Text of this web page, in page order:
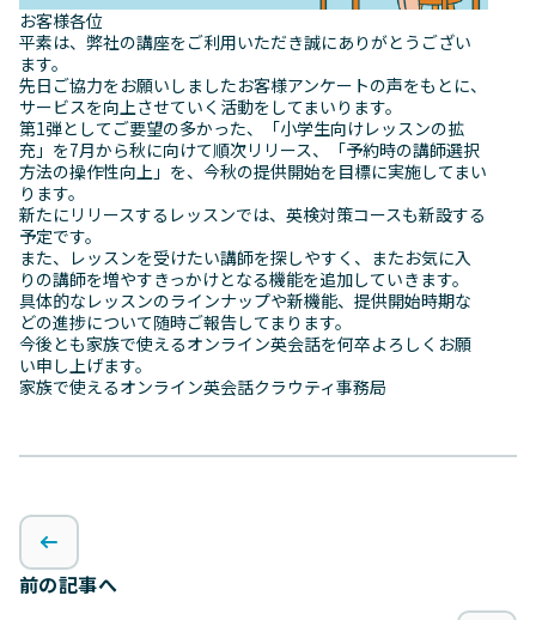
お客様各位
平素は、弊社の講座をご利用いただき誠にありがとうござい
ます。
先日ご協力をお願いしましたお客様アンケートの声をもとに、
サービスを向上させていく活動をしてまいります。
第1弾としてご要望の多かった、「小学生向けレッスンの拡
充」を7月から秋に向けて順次リリース、「予約時の講師選択
方法の操作性向上」を、今秋の提供開始を目標に実施してまい
ります。
新たにリリースするレッスンでは、英検対策コースも新設する
予定です。
また、レッスンを受けたい講師を探しやすく、またお気に入
りの講師を増やすきっかけとなる機能を追加していきます。
具体的なレッスンのラインナップや新機能、提供開始時期な
どの進捗について随時ご報告してまります。
今後とも家族で使えるオンライン英会話を何卒よろしくお願
い申し上げます。
家族で使えるオンライン英会話クラウティ事務局
前の記事へ